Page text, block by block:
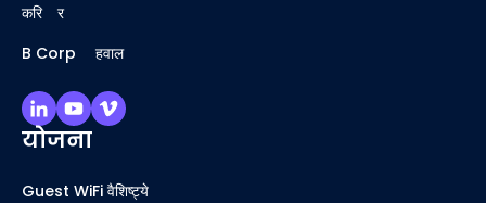
करिअर
B Corp अहवाल
योजना
Guest WiFi वैशिष्ट्ये